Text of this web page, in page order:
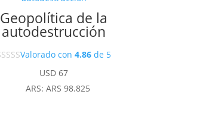
Geopolítica de la
autodestrucción
Valorado con4.86 de 5
USD 67
ARS:ARS 98.825